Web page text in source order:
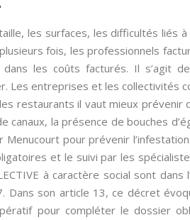
les surfaces, les difficultés liés
fois, les professionnels
les coûts facturés. Il s’agit
Les entreprises et les collectivités
restaurants il vaut mieux prévenir
la présence de bouches
pour prévenir l’infestation.
et le suivi par les
à caractère social sont dans
Dans son article 13, ce décret
pour compléter le dossier